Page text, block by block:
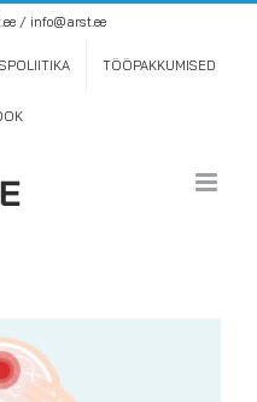
/ info@arst.ee
TÖÖPAKKUMISED